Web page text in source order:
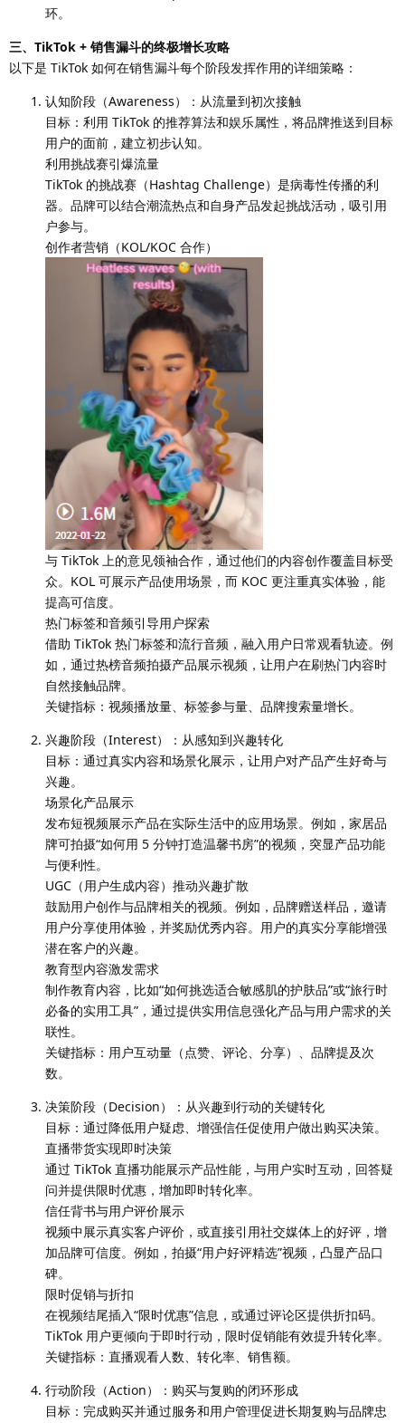
环。
三、TikTok + 销售漏斗的终极增长攻略
以下是 TikTok 如何在销售漏斗每个阶段发挥作用的详细策略：
认知阶段（Awareness）：从流量到初次接触
目标：利用 TikTok 的推荐算法和娱乐属性，将品牌推送到目标
用户的面前，建立初步认知。
利用挑战赛引爆流量
TikTok 的挑战赛（Hashtag Challenge）是病毒性传播的利
器。品牌可以结合潮流热点和自身产品发起挑战活动，吸引用
户参与。
创作者营销（KOL/KOC 合作）
与 TikTok 上的意见领袖合作，通过他们的内容创作覆盖目标受
众。KOL 可展示产品使用场景，而 KOC 更注重真实体验，能
提高可信度。
热门标签和音频引导用户探索
借助 TikTok 热门标签和流行音频，融入用户日常观看轨迹。例
如，通过热榜音频拍摄产品展示视频，让用户在刷热门内容时
自然接触品牌。
关键指标：视频播放量、标签参与量、品牌搜索量增长。
兴趣阶段（Interest）：从感知到兴趣转化
目标：通过真实内容和场景化展示，让用户对产品产生好奇与
兴趣。
场景化产品展示
发布短视频展示产品在实际生活中的应用场景。例如，家居品
牌可拍摄“如何用 5 分钟打造温馨书房”的视频，突显产品功能
与便利性。
UGC（用户生成内容）推动兴趣扩散
鼓励用户创作与品牌相关的视频。例如，品牌赠送样品，邀请
用户分享使用体验，并奖励优秀内容。用户的真实分享能增强
潜在客户的兴趣。
教育型内容激发需求
制作教育内容，比如“如何挑选适合敏感肌的护肤品”或“旅行时
必备的实用工具”，通过提供实用信息强化产品与用户需求的关
联性。
关键指标：用户互动量（点赞、评论、分享）、品牌提及次
数。
决策阶段（Decision）：从兴趣到行动的关键转化
目标：通过降低用户疑虑、增强信任促使用户做出购买决策。
直播带货实现即时决策
通过 TikTok 直播功能展示产品性能，与用户实时互动，回答疑
问并提供限时优惠，增加即时转化率。
信任背书与用户评价展示
视频中展示真实客户评价，或直接引用社交媒体上的好评，增
加品牌可信度。例如，拍摄“用户好评精选”视频，凸显产品口
碑。
限时促销与折扣
在视频结尾插入“限时优惠”信息，或通过评论区提供折扣码。
TikTok 用户更倾向于即时行动，限时促销能有效提升转化率。
关键指标：直播观看人数、转化率、销售额。
行动阶段（Action）：购买与复购的闭环形成
目标：完成购买并通过服务和用户管理促进长期复购与品牌忠